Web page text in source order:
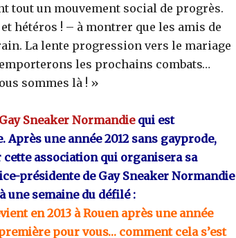
tout un mouvement social de progrès.
hétéros ! – à montrer que les amis de
La lente progression vers le mariage
les prochains combats…
sommes là ! »
Gay Sneaker Normandiequi est
une année 2012 sans gayprode,
cette association qui organisera sa
présidente de Gay Sneaker Normandie
une semaine du défilé :
en 2013 à Rouen après une année
pour vous… comment cela s’est